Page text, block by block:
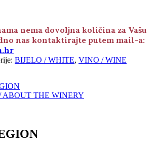
nema dovoljna količina za Vašu
nas kontaktirajte putem mail-a:
BIJELO / WHITE, VINO / WINE
ABOUT THE WINERY